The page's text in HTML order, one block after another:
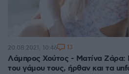
Λάμπρος Χούτος - Ματίνα Ζάρα:
του γάμου τους, ήρθαν και τα
20.08.2021, 10:46 13